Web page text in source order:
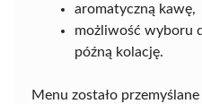
aromatyczną kawę,
możliwość wyboru
późną kolację.
Menu zostało